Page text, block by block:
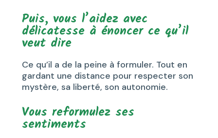
Puis, vous l’aidez avec
délicatesse à énoncer ce qu’il
veut dire
Ce qu’il a de la peine à formuler. Tout en
gardant une distance pour respecter son
mystère, sa liberté, son autonomie.
Vous reformulez ses
sentiments